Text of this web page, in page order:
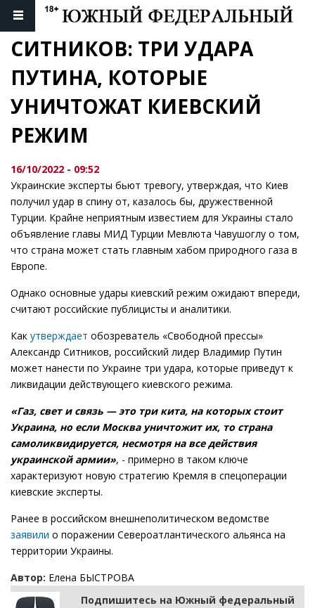
СИТНИКОВ: ТРИ УДАРА
ПУТИНА, КОТОРЫЕ
УНИЧТОЖАТ КИЕВСКИЙ
РЕЖИМ
16/10/2022 - 09:52
Украинские эксперты бьют тревогу, утверждая, что Киев
получил удар в спину от, казалось бы, дружественной
Турции. Крайне неприятным известием для Украины стало
объявление главы МИД Турции Мевлюта Чавушоглу о том,
что страна может стать главным хабом природного газа в
Европе.
Однако основные удары киевский режим ожидают впереди,
считают российские публицисты и аналитики.
Как утверждает обозреватель «Свободной прессы»
Александр Ситников, российский лидер Владимир Путин
может нанести по Украине три удара, которые приведут к
ликвидации действующего киевского режима.
«Газ, свет и связь — это три кита, на которых стоит
Украина, но если Москва уничтожит их, то страна
самоликвидируется, несмотря на все действия
украинской армии», - примерно в таком ключе
характеризуют новую стратегию Кремля в спецоперации
киевские эксперты.
Ранее в российском внешнеполитическом ведомстве
заявили о поражении Североатлантического альянса на
территории Украины.
Автор: Елена БЫСТРОВА
Подпишитесь на Южный федеральный